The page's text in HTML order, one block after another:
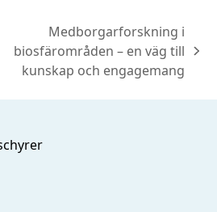
next
post:
Medborgarforskning i
biosfärområden – en väg till
kunskap och engagemang